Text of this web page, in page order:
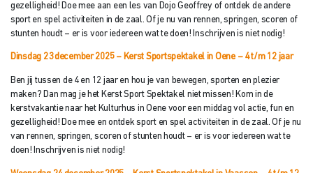
gezelligheid! Doe mee aan een les van Dojo Geoffrey of ontdek de andere
sport en spel activiteiten in de zaal. Of je nu van rennen, springen, scoren of
stunten houdt – er is voor iedereen wat te doen! Inschrijven is niet nodig!
Dinsdag 23 december 2025 – Kerst Sportspektakel in Oene – 4 t/m 12 jaar
Ben jij tussen de 4 en 12 jaar en hou je van bewegen, sporten en plezier
maken? Dan mag je het Kerst Sport Spektakel niet missen! Kom in de
kerstvakantie naar het Kulturhus in Oene voor een middag vol actie, fun en
gezelligheid! Doe mee en ontdek sport en spel activiteiten in de zaal. Of je nu
van rennen, springen, scoren of stunten houdt – er is voor iedereen wat te
doen! Inschrijven is niet nodig!